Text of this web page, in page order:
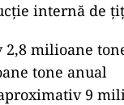
internă de
milioane
tone anual
9